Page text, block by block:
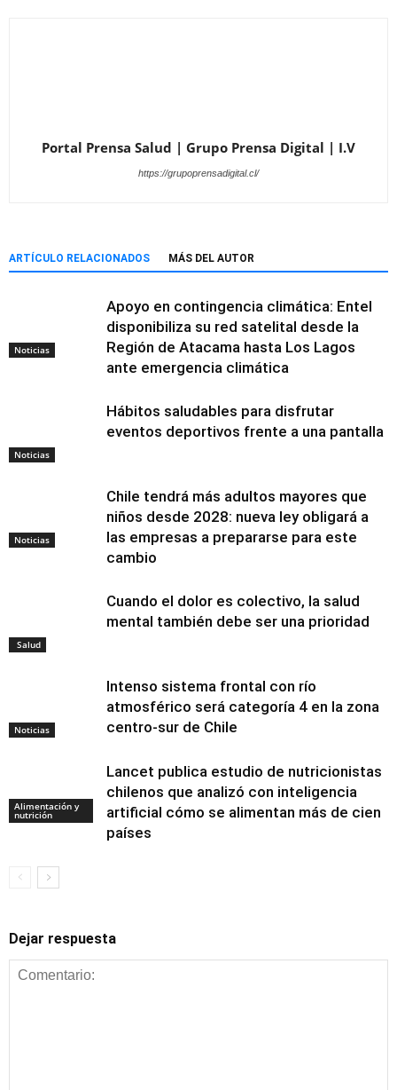
Portal Prensa Salud | Grupo Prensa Digital | I.V
https://grupoprensadigital.cl/
ARTÍCULO RELACIONADOS MÁS DEL AUTOR
Noticias
Apoyo en contingencia climática: Entel
disponibiliza su red satelital desde la
Región de Atacama hasta Los Lagos
ante emergencia climática
Noticias
Hábitos saludables para disfrutar
eventos deportivos frente a una pantalla
Noticias
Chile tendrá más adultos mayores que
niños desde 2028: nueva ley obligará a
las empresas a prepararse para este
cambio
Salud
Cuando el dolor es colectivo, la salud
mental también debe ser una prioridad
Noticias
Intenso sistema frontal con río
atmosférico será categoría 4 en la zona
centro-sur de Chile
Alimentación y
nutrición
Lancet publica estudio de nutricionistas
chilenos que analizó con inteligencia
artificial cómo se alimentan más de cien
países
Dejar respuesta